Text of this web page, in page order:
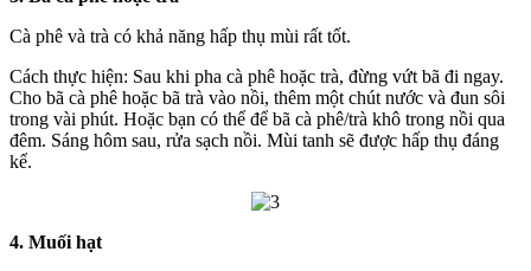
Cà phê và trà có khả năng hấp thụ mùi rất tốt.
Cách thực hiện: Sau khi pha cà phê hoặc trà, đừng vứt bã đi ngay.
Cho bã cà phê hoặc bã trà vào nồi, thêm một chút nước và đun sôi
trong vài phút. Hoặc bạn có thể để bã cà phê/trà khô trong nồi qua
đêm. Sáng hôm sau, rửa sạch nồi. Mùi tanh sẽ được hấp thụ đáng
kể.
4. Muối hạt